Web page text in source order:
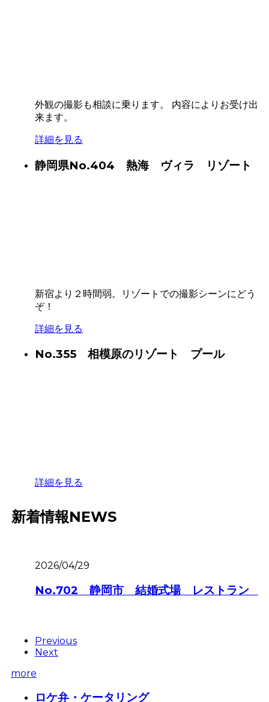
外観の撮影も相談に乗ります。 内容によりお受け出
来ます。
詳細を見る
静岡県No.404 熱海 ヴィラ リゾート
新宿より２時間弱。リゾートでの撮影シーンにどう
ぞ！
詳細を見る
No.355 相模原のリゾート プール
詳細を見る
新着情報NEWS
2026/04/29
No.702 静岡市 結婚式場 レストラン
Previous
Next
more
ロケ弁・ケータリング